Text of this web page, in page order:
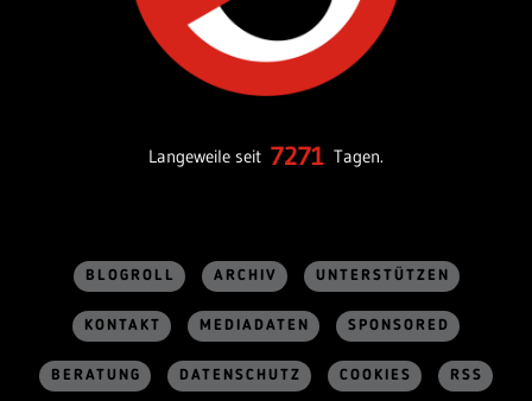
Langeweile seit 7271 Tagen.
BLOGROLL ARCHIV UNTERSTÜTZEN
KONTAKT MEDIADATEN SPONSORED
BERATUNG DATENSCHUTZ COOKIES RSS